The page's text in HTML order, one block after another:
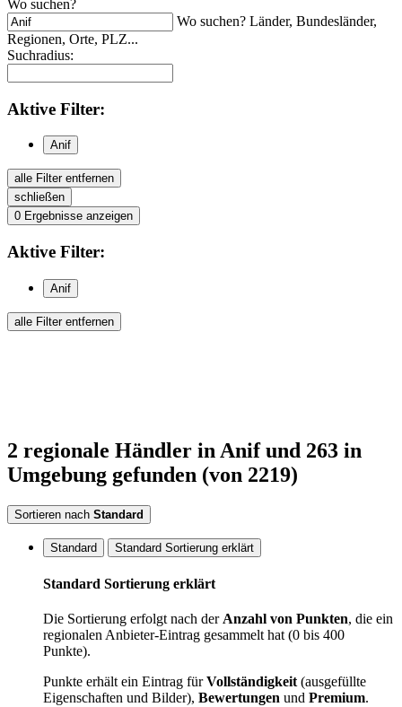
Wo suchen?
Wo suchen? Länder, Bundesländer,
Regionen, Orte, PLZ...
Suchradius:
Aktive Filter:
Anif
alle Filter entfernen
schließen
0 Ergebnisse anzeigen
Aktive Filter:
Anif
alle Filter entfernen
2 regionale Händler in Anifund 263 in
Umgebung gefunden (von 2219)
Sortieren nach Standard
Standard Standard Sortierung erklärt
Standard Sortierung erklärt
Die Sortierung erfolgt nach der Anzahl von Punkten, die ein
regionalen Anbieter-Eintrag gesammelt hat (0 bis 400
Punkte).
Punkte erhält ein Eintrag fürVollständigkeit (ausgefüllte
Eigenschaften und Bilder), Bewertungen und Premium.